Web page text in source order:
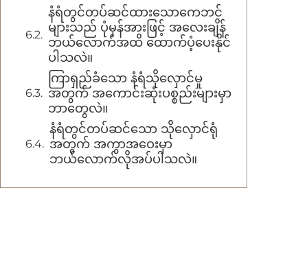
နံရံတွင်တပ်ဆင်ထားသောကေဘင်
များသည် ပုံမှန်အားဖြင့် အလေးချိန်
ဘယ်လောက်အထိ ထောက်ပံ့ပေးနိုင်
ပါသလဲ။
ကြာရှည်ခံသော နံရံသိုလှောင်မှု
အတွက် အကောင်းဆုံးပစ္စည်းများမှာ
ဘာတွေလဲ။
နံရံတွင်တပ်ဆင်သော သိုလှောင်ရုံ
အတွက် အကွာအဝေးမှာ
ဘယ်လောက်လိုအပ်ပါသလဲ။